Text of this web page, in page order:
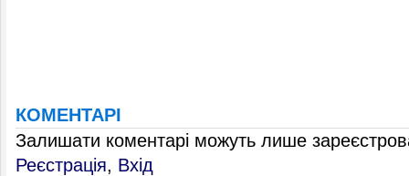
КОМЕНТАРІ
Залишати коментарі можуть лише
Реєстрація, Вхід